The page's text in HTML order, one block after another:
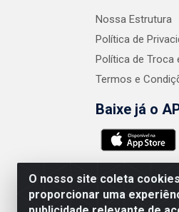
O nosso site coleta
proporcionar uma
Nossa Estrutura
Política de
Política de Troca
Termos e
Baixe já o